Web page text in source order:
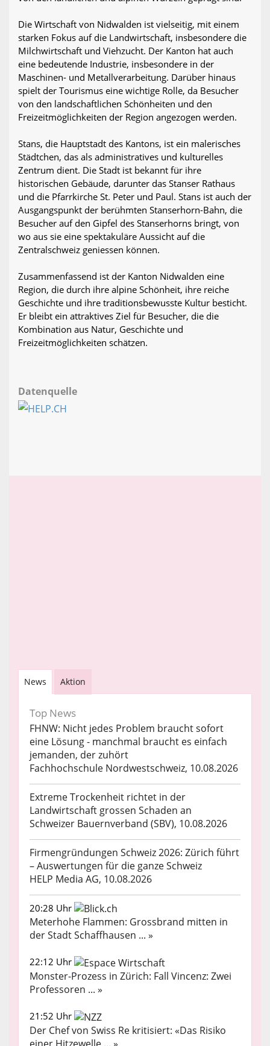
Die Wirtschaft von Nidwalden ist vielseitig, mit einem
starken Fokus auf die Landwirtschaft, insbesondere die
Milchwirtschaft und Viehzucht. Der Kanton hat auch
eine bedeutende Industrie, insbesondere in der
Maschinen- und Metallverarbeitung. Darüber hinaus
spielt der Tourismus eine wichtige Rolle, da Besucher
von den landschaftlichen Schönheiten und den
Freizeitmöglichkeiten der Region angezogen werden.
Stans, die Hauptstadt des Kantons, ist ein malerisches
Städtchen, das als administratives und kulturelles
Zentrum dient. Die Stadt ist bekannt für ihre
historischen Gebäude, darunter das Stanser Rathaus
und die Pfarrkirche St. Peter und Paul. Stans ist auch der
Ausgangspunkt der berühmten Stanserhorn-Bahn, die
Besucher auf den Gipfel des Stanserhorns bringt, von
wo aus sie eine spektakuläre Aussicht auf die
Zentralschweiz geniessen können.
Zusammenfassend ist der Kanton Nidwalden eine
Region, die durch ihre alpine Schönheit, ihre reiche
Geschichte und ihre traditionsbewusste Kultur besticht.
Er bleibt ein attraktives Ziel für Besucher, die die
Kombination aus Natur, Geschichte und
Freizeitmöglichkeiten schätzen.
Datenquelle
News Aktion
Top News
FHNW: Nicht jedes Problem braucht sofort
eine Lösung - manchmal braucht es einfach
jemanden, der zuhört
Fachhochschule Nordwestschweiz, 10.08.2026
Extreme Trockenheit richtet in der
Landwirtschaft grossen Schaden an
Schweizer Bauernverband (SBV), 10.08.2026
Firmengründungen Schweiz 2026: Zürich führt
– Auswertungen für die ganze Schweiz
HELP Media AG, 10.08.2026
20:28 Uhr
Meterhohe Flammen: Grossbrand mitten in
der Stadt Schaffhausen ... »
22:12 Uhr
Monster-Prozess in Zürich: Fall Vincenz: Zwei
Professoren ... »
21:52 Uhr
Der Chef von Swiss Re kritisiert: «Das Risiko